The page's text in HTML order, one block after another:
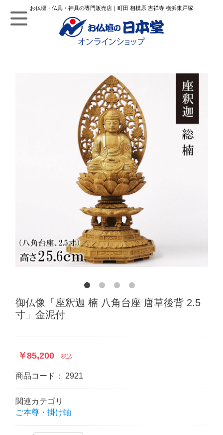
お仏壇・仏具・神具の専門販売店｜町田 相模原 吉祥寺 横浜東戸塚
御仏像「座釈迦 楠 八角台座 唐草後背 2.5
寸」金泥付
￥85,200 税込
商品コード： 2921
関連カテゴリ
ご本尊・掛け軸